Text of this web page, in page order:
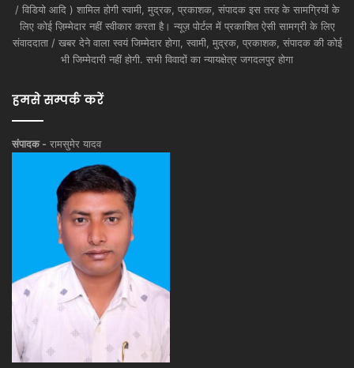
/ विडियो आदि ) शामिल होगी स्वामी, मुद्रक, प्रकाशक, संपादक इस तरह के सामग्रियों के
लिए कोई ज़िम्मेदार नहीं स्वीकार करता है। न्यूज़ पोर्टल में प्रकाशित ऐसी सामग्री के लिए
संवाददाता / खबर देने वाला स्वयं जिम्मेदार होगा, स्वामी, मुद्रक, प्रकाशक, संपादक की कोई
भी जिम्मेदारी नहीं होगी. सभी विवादों का न्यायक्षेत्र जगदलपुर होगा
हमसे सम्पर्क करें
संपादक - रामसुमेर यादव